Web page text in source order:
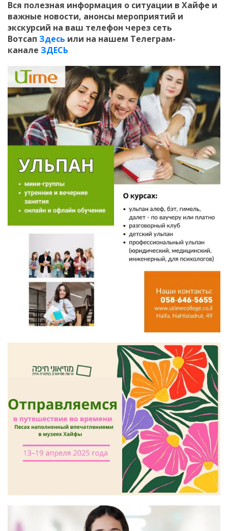
Вся полезная информация о ситуации в Хайфе и
важные новости, анонсы мероприятий и
экскурсий на ваш телефон через сеть
Вотсап Здесь или на нашем Телеграм-
канале ЗДЕСЬ